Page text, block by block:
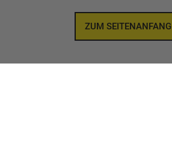
ZUM SEITENANFANG